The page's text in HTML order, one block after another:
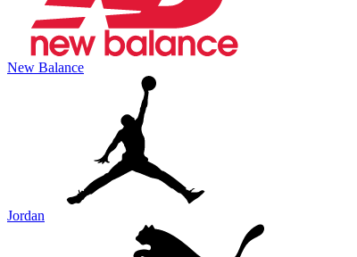
New Balance
Jordan